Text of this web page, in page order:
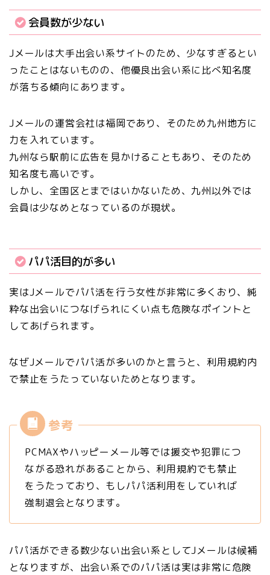
会員数が少ない
Jメールは大手出会い系サイトのため、少なすぎるとい
ったことはないものの、他優良出会い系に比べ知名度
が落ちる傾向にあります。
Jメールの運営会社は福岡であり、そのため九州地方に
力を入れています。
九州なら駅前に広告を見かけることもあり、そのため
知名度も高いです。
しかし、全国区とまではいかないため、 九州以外では
会員は少なめとなっているのが現状。
パパ活目的が多い
実はJメールでパパ活を行う女性が非常に多くおり、純
粋な出会いにつなげられにくい点も危険なポイントと
してあげられます。
なぜJメールでパパ活が多いのかと言うと、利用規約内
で禁止をうたっていないためとなります。
PCMAXやハッピーメール等では援交や犯罪につ
ながる恐れがあることから、利用規約でも禁止
をうたっており、もしパパ活利用をしていれば
強制退会となります。
パパ活ができる数少ない出会い系としてJメールは候補
となりますが、出会い系でのパパ活は実は非常に危険